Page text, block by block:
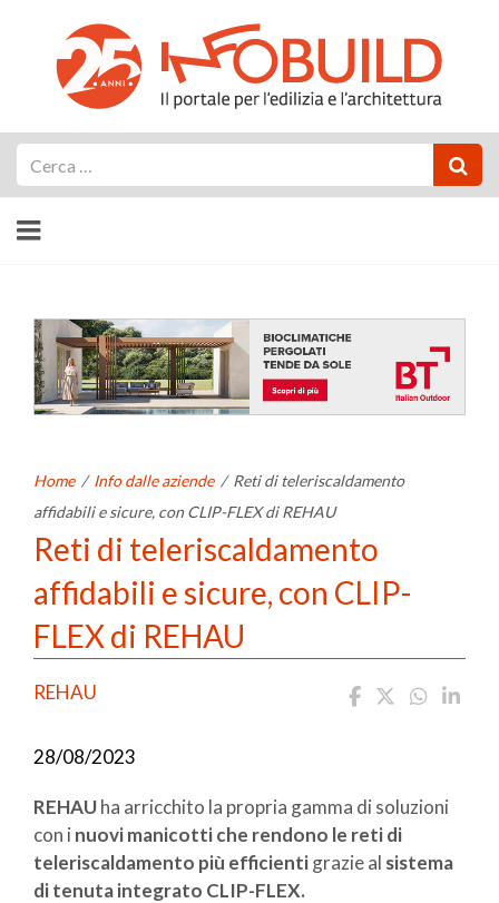
Home / Info dalle aziende / Reti di teleriscaldamento
affidabili e sicure, con CLIP-FLEX di REHAU
Reti di teleriscaldamento
affidabili e sicure, con CLIP-
FLEX di REHAU
REHAU
28/08/2023
REHAUha arricchito la propria gamma di soluzioni
con i nuovi manicotti che rendono le reti di
teleriscaldamento più efficientigrazie al sistema
di tenuta integrato CLIP-FLEX.